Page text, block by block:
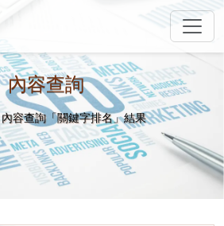
內容查詢
內容查詢「關鍵字排名」結果